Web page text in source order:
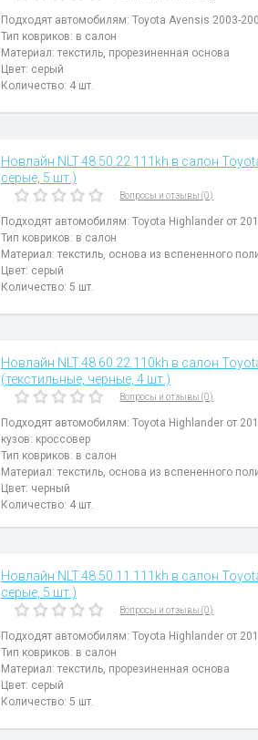
Подходят автомобилям: Toyota Avensis 2003-
Тип ковриков: в салон
Материал: текстиль, прорезиненная основа
Цвет: серый
Количество: 4 шт.
Новлайн NLT.48.50.22.111kh в салон
серые, 5 шт.)
Вопросы и отзывы (0)
Подходят автомобилям: Toyota Highlander от
Тип ковриков: в салон
Материал: текстиль, основа из вспененного
Цвет: серый
Количество: 5 шт.
Новлайн NLT.48.60.22.110kh в салон
(текстильные, черные, 4 шт.)
Вопросы и отзывы (0)
Подходят автомобилям: Toyota Highlander от
кузов: кроссовер
Тип ковриков: в салон
Материал: текстиль, основа из вспененного
Цвет: черный
Количество: 4 шт.
Новлайн NLT.48.50.11.111kh в салон
серые, 5 шт.)
Вопросы и отзывы (0)
Подходят автомобилям: Toyota Highlander от
Тип ковриков: в салон
Материал: текстиль, прорезиненная основа
Цвет: серый
Количество: 5 шт.